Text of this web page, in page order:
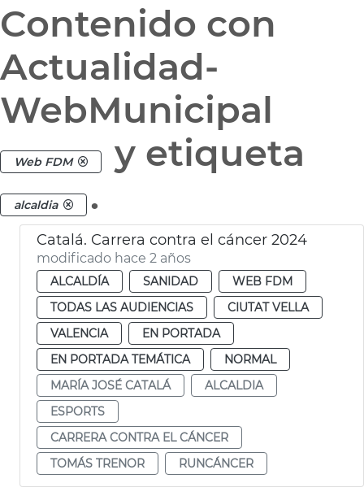
Contenido con
Actualidad-
WebMunicipal
Web FDM y etiqueta
alcaldia .
Catalá. Carrera contra el cáncer 2024
modificado hace 2 años
ALCALDÍA SANIDAD
WEB FDM
TODAS LAS AUDIENCIAS
CIUTAT VELLA
VALENCIA
EN PORTADA
EN PORTADA TEMÁTICA
NORMAL
MARÍA JOSÉ CATALÁ
ALCALDIA
ESPORTS
CARRERA CONTRA EL CÁNCER
TOMÁS TRENOR
RUNCÁNCER